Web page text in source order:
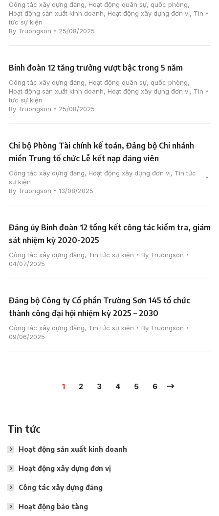
Công tác xây dựng đảng, Hoạt động quân sự, quốc phòng,
Hoạt động sản xuất kinh doanh, Hoạt động xây dựng đơn vị, Tin
tức sự kiện
By Truongson 25/08/2025
Binh đoàn 12 tăng trưởng vượt bậc trong 5 năm
Công tác xây dựng đảng, Hoạt động quân sự, quốc phòng,
Hoạt động sản xuất kinh doanh, Hoạt động xây dựng đơn vị, Tin
tức sự kiện
By Truongson 25/08/2025
Chi bộ Phòng Tài chính kế toán, Đảng bộ Chi nhánh
miền Trung tổ chức Lễ kết nạp đảng viên
Công tác xây dựng đảng, Hoạt động xây dựng đơn vị, Tin tức
sự kiện
By Truongson 13/08/2025
Đảng ủy Binh đoàn 12 tổng kết công tác kiểm tra, giám
sát nhiệm kỳ 2020-2025
Công tác xây dựng đảng, Tin tức sự kiện By Truongson
04/07/2025
Đảng bộ Công ty Cổ phần Trường Sơn 145 tổ chức
thành công đại hội nhiệm kỳ 2025 – 2030
Công tác xây dựng đảng, Tin tức sự kiện By Truongson
09/06/2025
1 2 3 4 5 6
Tin tức
Hoạt động sản xuất kinh doanh
Hoạt động xây dựng đơn vị
Công tác xây dựng đảng
Hoạt động bảo tàng